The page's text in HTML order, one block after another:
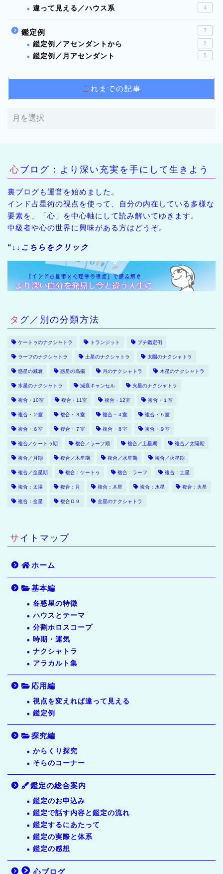
違って見える／ハウス系 4
鑑定例 7
鑑定例／アセンダントから 2
鑑定例／月アセンダント 5
これまでの記事
心ブログ：より深い充実を手にして生きよう
裏ブログも運営を始めました。
インド占星術の視点を使って、自分の内在している多様な
要素を、「心」を中心軸にして読み解いてゆきます。
中級者や心の世界に興味がある方はどうぞ。
“↓↓ こちらをクリック
タグ／別の分類方法
ケートゥのナクシャトラ トランジット プチ鑑定例
ラーフのナクシャトラ 土星のナクシャトラ 太陽のナクシャトラ
惑星の減衰 惑星の高揚 月のナクシャトラ 木星のナクシャトラ
水星のナクシャトラ 減衰キャンセル 火星のナクシャトラ
複合・10室 複合・11室 複合・12室 複合・１室
複合・２室 複合・３室 複合・４室 複合・５室
複合・６室 複合・７室 複合・８室 複合・９室
複合／ケートゥ期 複合／ラーフ期 複合／土星期 複合／太陽期
複合／月期 複合／木星期 複合／水星期 複合／火星期
複合／金星期 複合：ケートゥ 複合：ラーフ 複合：土星
複合：太陽 複合：月 複合：木星 複合：水星 複合：火星
複合：金星 複合Ｄ９ 金星のナクシャトラ
サイトマップ
ホーム
基本編
各惑星の特徴
ハウスとテーマ
分割ホロスコープ
時期・運気
ナクシャトラ
アラカルト集
応用編
視点を変えれば違って見える
鑑定例
探究編
からくり探究
そらのコーナー
鑑定の総合案内
鑑定のお申込み
鑑定で話す内容と鑑定の流れ
鑑定するにあたって
鑑定の実際と体系
鑑定の感想
心ブログ